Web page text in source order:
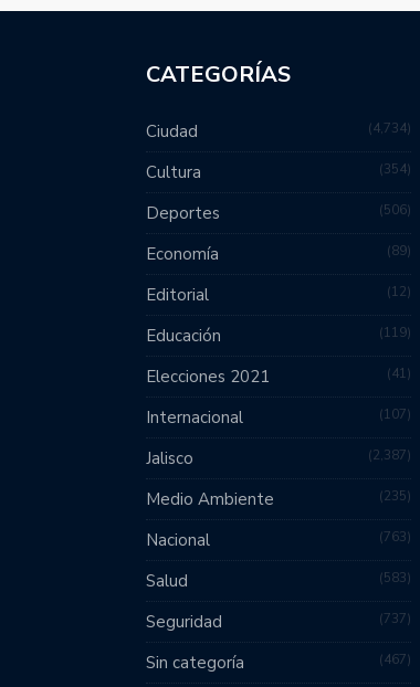
CATEGORÍAS
Ciudad 4,734
Cultura 354
Deportes 506
Economía 89
Editorial 12
Educación 119
Elecciones 2021 41
Internacional 107
Jalisco 2,387
Medio Ambiente 235
Nacional 763
Salud 583
Seguridad 737
Sin categoría 467